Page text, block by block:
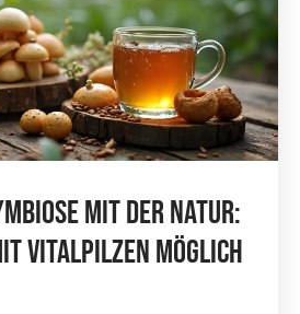
Mit Der Natur:
Vitalpilzen Möglich